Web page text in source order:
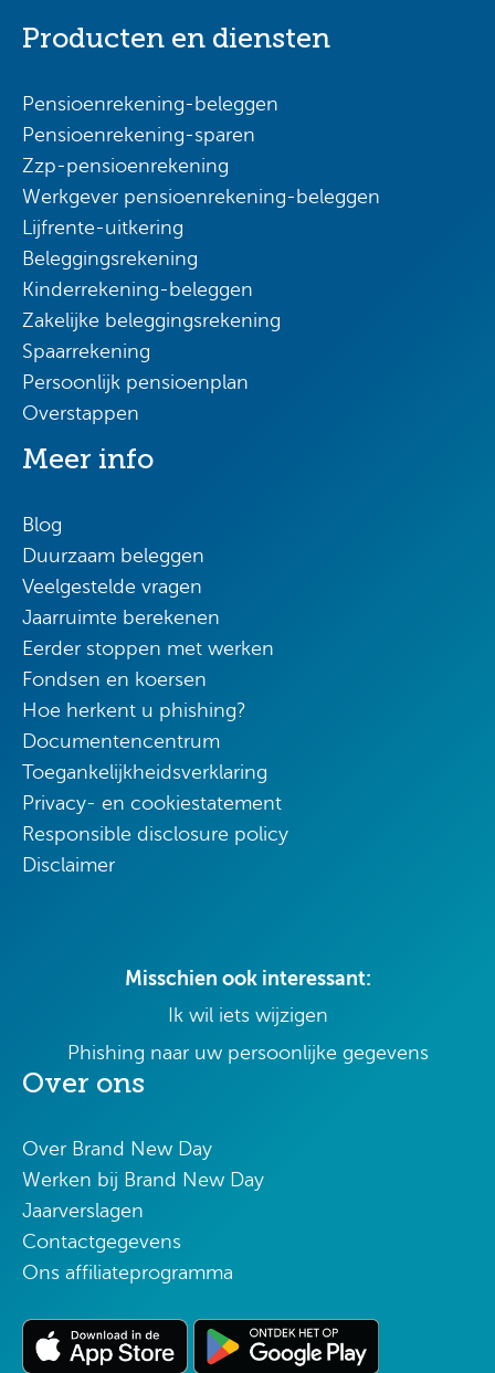
Producten en diensten
Pensioenrekening-beleggen
Pensioenrekening-sparen
Zzp-pensioenrekening
Werkgever pensioenrekening-beleggen
Lijfrente-uitkering
Beleggingsrekening
Kinderrekening-beleggen
Zakelijke beleggingsrekening
Spaarrekening
Persoonlijk pensioenplan
Overstappen
Meer info
Blog
Duurzaam beleggen
Veelgestelde vragen
Jaarruimte berekenen
Eerder stoppen met werken
Fondsen en koersen
Hoe herkent u phishing?
Documentencentrum
Toegankelijkheidsverklaring
Privacy- en cookiestatement
Responsible disclosure policy
Disclaimer
Misschien ook interessant:
Ik wil iets wijzigen
Phishing naar uw persoonlijke gegevens
Over ons
Over Brand New Day
Werken bij Brand New Day
Jaarverslagen
Contactgegevens
Ons affiliateprogramma